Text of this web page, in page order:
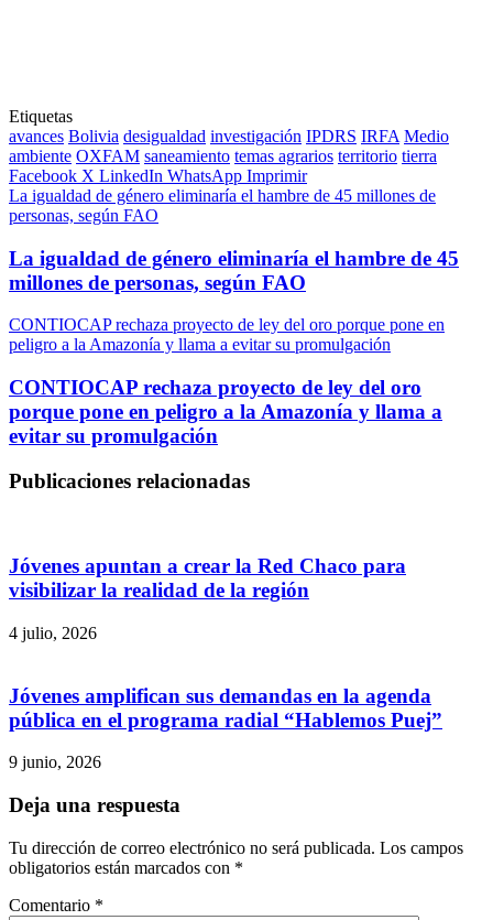
Etiquetas
avances Bolivia desigualdad investigación IPDRS IRFA Medio
ambiente OXFAM saneamiento temas agrarios territorio tierra
Facebook X LinkedIn WhatsApp Imprimir
La igualdad de género eliminaría el hambre de 45 millones de
personas, según FAO
La igualdad de género eliminaría el hambre de 45
millones de personas, según FAO
CONTIOCAP rechaza proyecto de ley del oro porque pone en
peligro a la Amazonía y llama a evitar su promulgación
CONTIOCAP rechaza proyecto de ley del oro
porque pone en peligro a la Amazonía y llama a
evitar su promulgación
Publicaciones relacionadas
Jóvenes apuntan a crear la Red Chaco para
visibilizar la realidad de la región
4 julio, 2026
Jóvenes amplifican sus demandas en la agenda
pública en el programa radial “Hablemos Puej”
9 junio, 2026
Deja una respuesta
Tu dirección de correo electrónico no será publicada. Los campos
obligatorios están marcados con *
Comentario *